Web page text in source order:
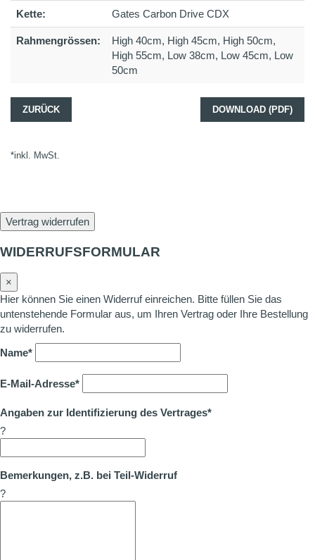
Kette: Gates Carbon Drive CDX
Rahmengrössen:
High 40cm, High 45cm, High 50cm,
High 55cm, Low 38cm, Low 45cm, Low
50cm
ZURÜCK DOWNLOAD (PDF)
*inkl. MwSt.
Vertrag widerrufen
WIDERRUFSFORMULAR
×
Hier können Sie einen Widerruf einreichen. Bitte füllen Sie das
untenstehende Formular aus, um Ihren Vertrag oder Ihre Bestellung
zu widerrufen.
Name*
E-Mail-Adresse*
Angaben zur Identifizierung des Vertrages*
?
Bemerkungen, z.B. bei Teil-Widerruf
?